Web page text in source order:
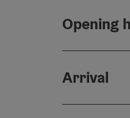
Opening
Arrival